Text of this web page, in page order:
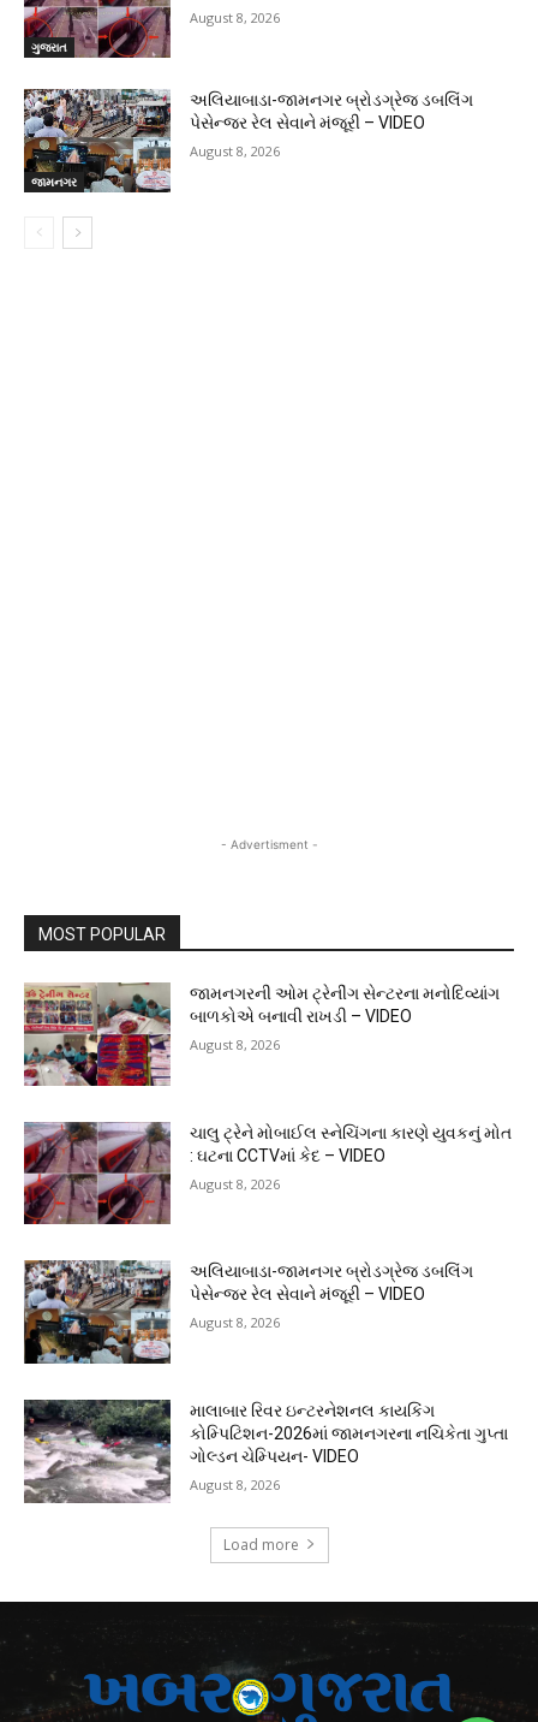
ગુજરાત
August 8, 2026
જામનગર
અલિયાબાડા-જામનગર બ્રોડગ્રેજ ડબલિંગ
પેસેન્જર રેલ સેવાને મંજૂરી – VIDEO
August 8, 2026
- Advertisment -
MOST POPULAR
જામનગરની ઓમ ટ્રેનીંગ સેન્ટરના મનોદિવ્યાંગ
બાળકોએ બનાવી રાખડી – VIDEO
August 8, 2026
ચાલુ ટ્રેને મોબાઈલ સ્નેચિંગના કારણે યુવકનું મોત
: ઘટના CCTVમાં કેદ – VIDEO
August 8, 2026
અલિયાબાડા-જામનગર બ્રોડગ્રેજ ડબલિંગ
પેસેન્જર રેલ સેવાને મંજૂરી – VIDEO
August 8, 2026
માલાબાર રિવર ઇન્ટરનેશનલ કાયકિંગ
કોમ્પિટિશન-2026માં જામનગરના નચિકેતા ગુપ્તા
ગોલ્ડન ચેમ્પિયન- VIDEO
August 8, 2026
Load more